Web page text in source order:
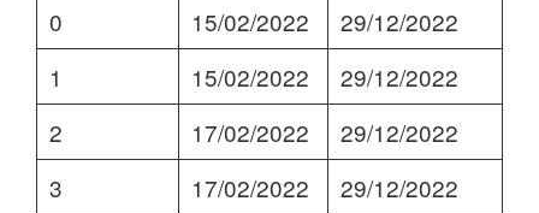
0 15/02/2022
29/12/2022
1
15/02/2022
29/12/2022
2
17/02/2022
29/12/2022
3
17/02/2022
29/12/2022